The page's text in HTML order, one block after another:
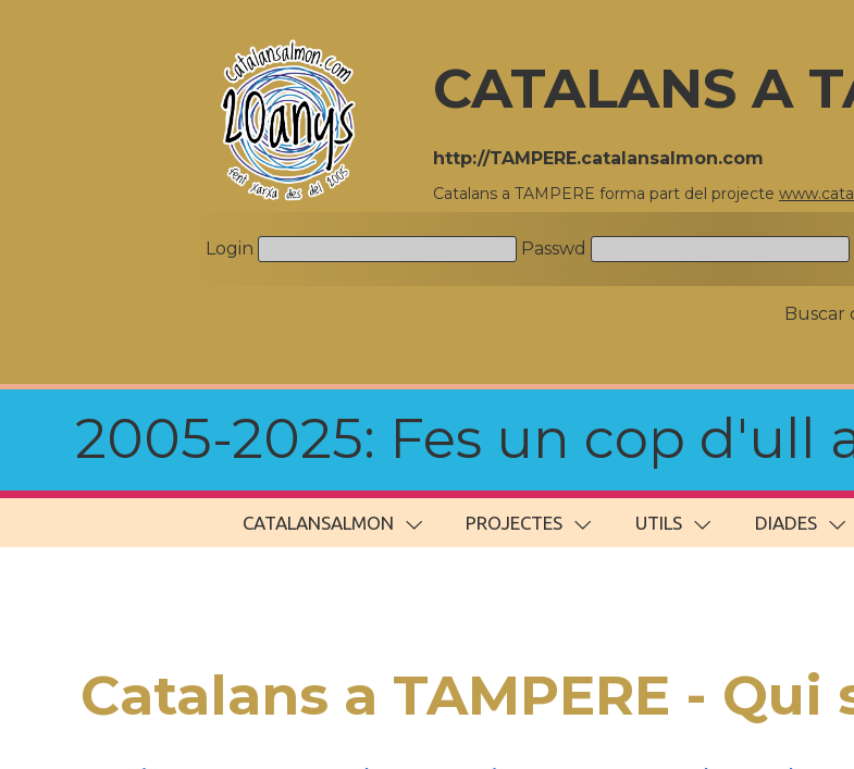
CATALANS A
http://TAMPERE.catalansalmon.com
Catalans a TAMPERE forma part del projecte
Login Passwd
Buscar
2005-2025: Fes un cop d'ull
CATALANSALMON PROJECTES UTILS DIADES
Catalans a TAMPERE - Qui